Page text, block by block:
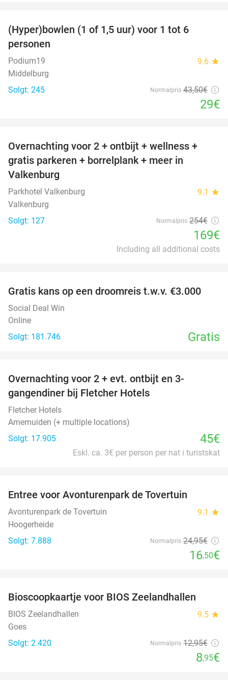
(Hyper)bowlen (1 of 1,5 uur) voor 1 tot 6
personen
Podium19 9.6 star
Middelburg
Solgt: 245
Normalpris 43,50€
29€
33%
Overnachting voor 2 + ontbijt + wellness +
gratis parkeren + borrelplank + meer in
Valkenburg
Parkhotel Valkenburg 9.1 star
Valkenburg
Solgt: 127
Normalpris 254€
169€
Including all additional costs
Gratis kans op een droomreis t.w.v. €3.000
Social Deal Win
Online
Solgt: 181.746
Gratis
Overnachting voor 2 + evt. ontbijt en 3-
gangendiner bij Fletcher Hotels
Fletcher Hotels
Arnemuiden (+ multiple locations)
Solgt: 17.905
45€
Eskl. ca. 3€ per person per nat i turistskat
Entree voor Avonturenpark de Tovertuin
Avonturenpark de Tovertuin 9.1 star
Hoogerheide
Solgt: 7.888
Normalpris 24,95€
16,50€
Bioscoopkaartje voor BIOS Zeelandhallen
BIOS Zeelandhallen 9.5 star
Goes
Solgt: 2.420
Normalpris 12,95€
8,95€